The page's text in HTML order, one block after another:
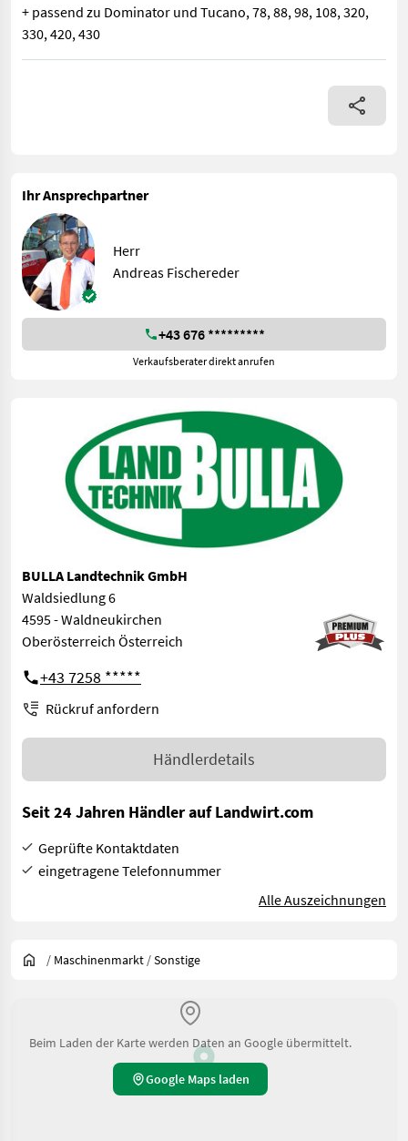
+ passend zu Dominator und Tucano, 78, 88, 98, 108, 320,
330, 420, 430
Garnitur Räder zu Claas Mähdrescher + Dimension 23.1 R30 +
Ihr Ansprechpartner
Herr
Andreas Fischereder
+43 676 *********
Verkaufsberater direkt anrufen
BULLA Landtechnik GmbH
Waldsiedlung 6
4595 - Waldneukirchen
Oberösterreich Österreich
+43 7258 *****
Rückruf anfordern
Händlerdetails
Seit 24 Jahren Händler auf Landwirt.com
Geprüfte Kontaktdaten
eingetragene Telefonnummer
Alle Auszeichnungen
/ Maschinenmarkt /Sonstige
Beim Laden der Karte werden Daten an Google übermittelt.
Google Maps laden